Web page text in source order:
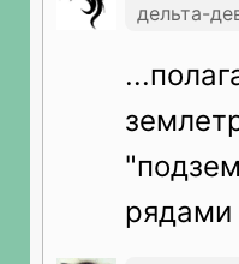
дельта-
рядами